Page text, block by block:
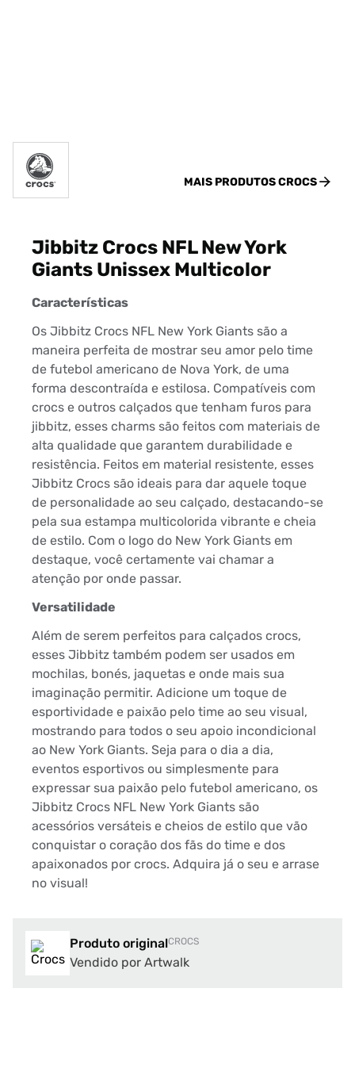
MAIS PRODUTOSCROCS
Jibbitz Crocs NFL New York
Giants Unissex Multicolor
Características
Os Jibbitz Crocs NFL New York Giants são a
maneira perfeita de mostrar seu amor pelo time
de futebol americano de Nova York, de uma
forma descontraída e estilosa. Compatíveis com
crocs e outros calçados que tenham furos para
jibbitz, esses charms são feitos com materiais de
alta qualidade que garantem durabilidade e
resistência. Feitos em material resistente, esses
Jibbitz Crocs são ideais para dar aquele toque
de personalidade ao seu calçado, destacando-se
pela sua estampa multicolorida vibrante e cheia
de estilo. Com o logo do New York Giants em
destaque, você certamente vai chamar a
atenção por onde passar.
Versatilidade
Além de serem perfeitos para calçados crocs,
esses Jibbitz também podem ser usados em
mochilas, bonés, jaquetas e onde mais sua
imaginação permitir. Adicione um toque de
esportividade e paixão pelo time ao seu visual,
mostrando para todos o seu apoio incondicional
ao New York Giants. Seja para o dia a dia,
eventos esportivos ou simplesmente para
expressar sua paixão pelo futebol americano, os
Jibbitz Crocs NFL New York Giants são
acessórios versáteis e cheios de estilo que vão
conquistar o coração dos fãs do time e dos
apaixonados por crocs. Adquira já o seu e arrase
no visual!
Produto originalCROCS
Vendido por Artwalk